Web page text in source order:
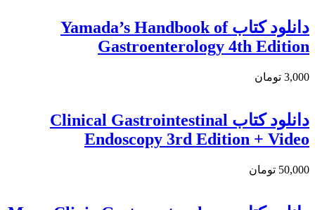
دانلود کتاب Yamada’s Handbook of
Gastroenterology 4th Edition
3,000 تومان
دانلود كتاب Clinical Gastrointestinal
Endoscopy 3rd Edition + Video
50,000 تومان